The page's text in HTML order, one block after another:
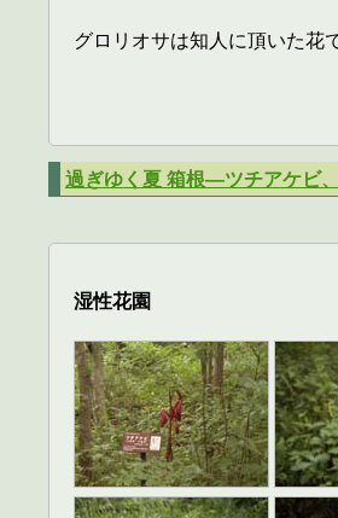
グロリオサは知人に頂いた花
過ぎゆく夏 箱根―ツチアケビ
湿性花園